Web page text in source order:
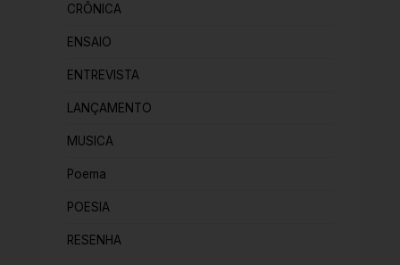
CRÔNICA
ENSAIO
ENTREVISTA
LANÇAMENTO
MUSICA
Poema
POESIA
RESENHA